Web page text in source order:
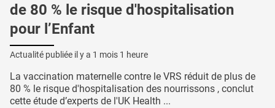
de 80 % le risque d'hospitalisation
pour l’Enfant
Actualité publiée il y a 1 mois 1 heure
La vaccination maternelle contre le VRS réduit de plus de
80 % le risque d'hospitalisation des nourrissons , conclut
cette étude d’experts de l'UK Health ...